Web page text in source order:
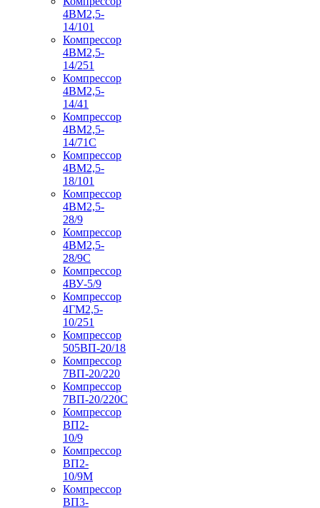
4ВМ2,5-
14/101
Компрессор
4ВМ2,5-
14/251
Компрессор
4ВМ2,5-
14/41
Компрессор
4ВМ2,5-
14/71C
Компрессор
4ВМ2,5-
18/101
Компрессор
4ВМ2,5-
28/9
Компрессор
4ВМ2,5-
28/9С
Компрессор
4ВУ-5/9
Компрессор
4ГМ2,5-
10/251
Компрессор
505ВП-20/18
Компрессор
7ВП-20/220
Компрессор
7ВП-20/220С
Компрессор
ВП2-
10/9
Компрессор
ВП2-
10/9М
Компрессор
ВП3-